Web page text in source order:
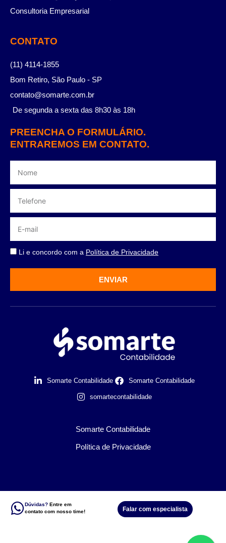
Consultoria Empresarial
CONTATO
(11) 4114-1855
Bom Retiro, São Paulo - SP
contato@somarte.com.br
De segunda a sexta das 8h30 às 18h
PREENCHA O FORMULÁRIO.
ENTRAREMOS EM CONTATO.
Li e concordo com a Política de Privacidade
ENVIAR
Somarte Contabilidade Somarte Contabilidade
somartecontabilidade
Somarte Contabilidade
Política de Privacidade
Dúvidas? Entre em
contato com nosso time!
Falar com especialista